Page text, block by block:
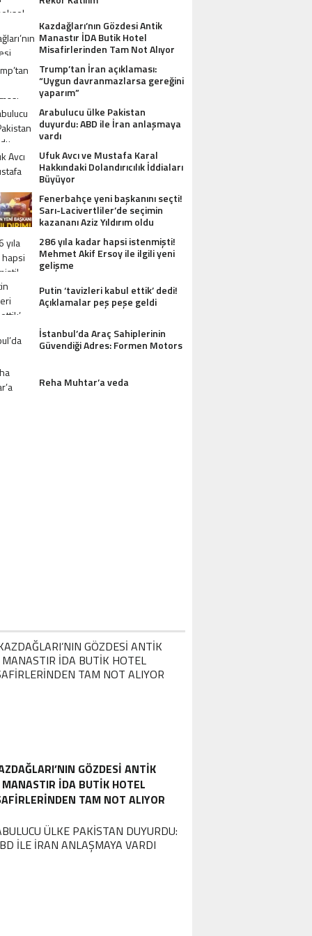
GÖZDESI ANTIK
MISAFIRLERINDEN TAM NOT
Kazdağları’nın Gözdesi Antik
Manastır İDA Butik Hotel
Misafirlerinden Tam Not Alıyor
Trump’tan İran açıklaması:
“Uygun davranmazlarsa gereğini
yaparım”
Arabulucu ülke Pakistan
duyurdu: ABD ile İran anlaşmaya
vardı
Ufuk Avcı ve Mustafa Karal
Hakkındaki Dolandırıcılık İddiaları
Büyüyor
Fenerbahçe yeni başkanını seçti!
Sarı-Lacivertliler’de seçimin
kazananı Aziz Yıldırım oldu
286 yıla kadar hapsi istenmişti!
Mehmet Akif Ersoy ile ilgili yeni
gelişme
Putin ‘tavizleri kabul ettik’ dedi!
Açıklamalar peş peşe geldi
İstanbul’da Araç Sahiplerinin
Güvendiği Adres: Formen Motors
Reha Muhtar’a veda
GÖZDESI ANTIK
MANASTIR İDA BUTIK HOTEL
TAM NOT ALIYOR